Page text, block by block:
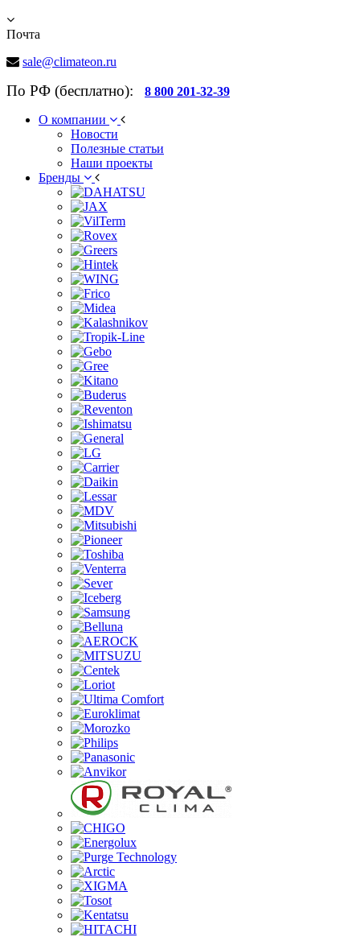
Почта
sale@climateon.ru
По РФ (бесплатно): 8 800 201-32-39
О компании
Новости
Полезные статьи
Наши проекты
Бренды